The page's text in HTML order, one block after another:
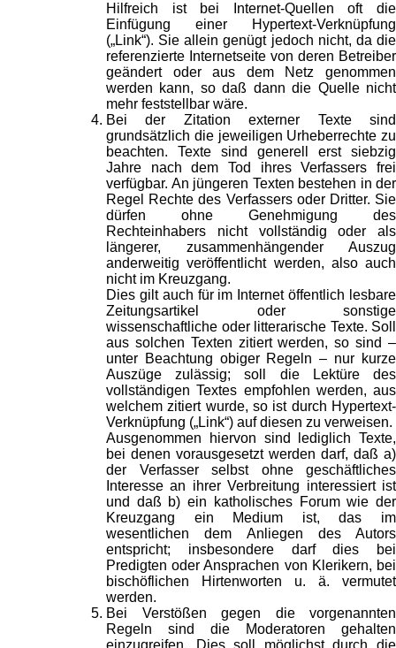
Hilfreich ist bei Internet-Quellen oft die
Einfügung einer Hypertext-Verknüpfung
(„Link“). Sie allein genügt jedoch nicht, da die
referenzierte Internetseite von deren Betreiber
geändert oder aus dem Netz genommen
werden kann, so daß dann die Quelle nicht
mehr feststellbar wäre.
Bei der Zitation externer Texte sind
grundsätzlich die jeweiligen Urheberrechte zu
beachten. Texte sind generell erst siebzig
Jahre nach dem Tod ihres Verfassers frei
verfügbar. An jüngeren Texten bestehen in der
Regel Rechte des Verfassers oder Dritter. Sie
dürfen ohne Genehmigung des
Rechteinhabers nicht vollständig oder als
längerer, zusammenhängender Auszug
anderweitig veröffentlicht werden, also auch
nicht im Kreuzgang.
Dies gilt auch für im Internet öffentlich lesbare
Zeitungsartikel oder sonstige
wissenschaftliche oder litterarische Texte. Soll
aus solchen Texten zitiert werden, so sind –
unter Beachtung obiger Regeln – nur kurze
Auszüge zulässig; soll die Lektüre des
vollständigen Textes empfohlen werden, aus
welchem zitiert wurde, so ist durch Hypertext-
Verknüpfung („Link“) auf diesen zu verweisen.
Ausgenommen hiervon sind lediglich Texte,
bei denen vorausgesetzt werden darf, daß a)
der Verfasser selbst ohne geschäftliches
Interesse an ihrer Verbreitung interessiert ist
und daß b) ein katholisches Forum wie der
Kreuzgang ein Medium ist, das im
wesentlichen dem Anliegen des Autors
entspricht; insbesondere darf dies bei
Predigten oder Ansprachen von Klerikern, bei
bischöflichen Hirtenworten u. ä. vermutet
werden.
Bei Verstößen gegen die vorgenannten
Regeln sind die Moderatoren gehalten